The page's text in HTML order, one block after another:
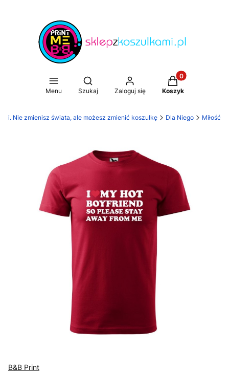
Menu
Otwórz wyszukiwarkę
Szukaj Zaloguj się
Produkty w
Koszyk
Nie zmienisz świata, ale możesz zmienić koszulkę Dla Niego Miłość
B&B Print